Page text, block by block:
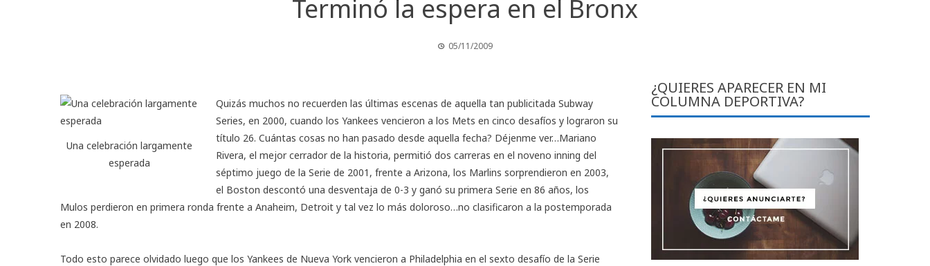
Terminó la espera en el Bronx
05/11/2009
Una celebración largamente
esperada
Quizás muchos no recuerden las últimas escenas de aquella tan publicitada Subway
Series, en 2000, cuando los Yankees vencieron a los Mets en cinco desafíos y lograron su
título 26. Cuántas cosas no han pasado desde aquella fecha? Déjenme ver…Mariano
Rivera, el mejor cerrador de la historia, permitió dos carreras en el noveno inning del
séptimo juego de la Serie de 2001, frente a Arizona, los Marlins sorprendieron en 2003,
el Boston descontó una desventaja de 0-3 y ganó su primera Serie en 86 años, los
Mulos perdieron en primera ronda frente a Anaheim, Detroit y tal vez lo más doloroso…no clasificaron a la postemporada
en 2008.
Todo esto parece olvidado luego que los Yankees de Nueva York vencieron a Philadelphia en el sexto desafío de la Serie
¿QUIERES APARECER EN MI
COLUMNA DEPORTIVA?